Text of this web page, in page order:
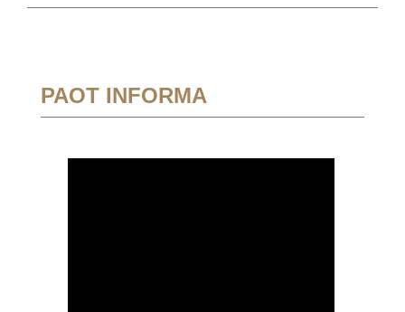
PAOT INFORMA